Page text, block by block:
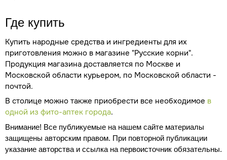
Где купить
Купить народные средства и ингредиенты для их
приготовления можно в магазине "Русские корни".
Продукция магазина доставляется по Москве и
Московской области курьером, по Московской области -
почтой.
В столице можно также приобрести все необходимое в
одной из фито-аптек города.
Внимание! Все публикуемые на нашем сайте материалы
защищены авторским правом. При повторной публикации
указание авторства и ссылка на первоисточник обязательны.